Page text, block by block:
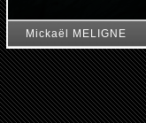
Mickaël MELIGNE